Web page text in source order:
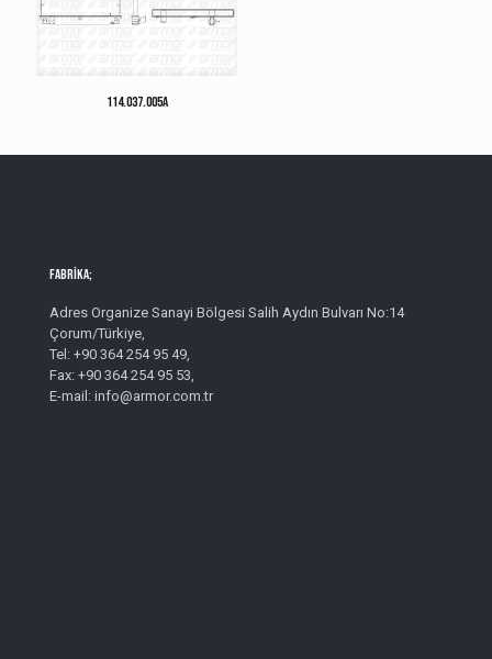
114.037.005A
Fabrika;
Adres Organize Sanayi Bölgesi Salih Aydın Bulvarı No:14
Çorum/Türkiye,
Tel: +90 364 254 95 49,
Fax: +90 364 254 95 53,
E-mail: info@armor.com.tr